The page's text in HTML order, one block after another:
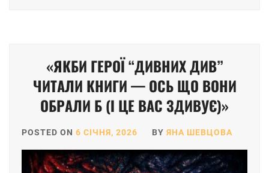
«ЯКБИ ГЕРОЇ “ДИВНИХ ДИВ”
ЧИТАЛИ КНИГИ — ОСЬ ЩО ВОНИ
ОБРАЛИ Б (І ЦЕ ВАС ЗДИВУЄ)»
POSTED ON 6 СІЧНЯ, 2026 BY ЯНА ШЕВЦОВА